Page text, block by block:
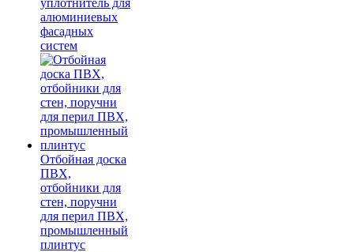
уплотнитель для
алюминиевых
фасадных
систем
Отбойная доска
ПВХ,
отбойники для
стен, поручни
для перил ПВХ,
промышленный
плинтус